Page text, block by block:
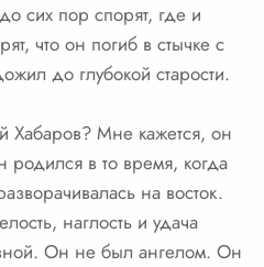
сих пор спорят, где и
что он погиб в стычке с
до глубокой старости.
Хабаров? Мне кажется, он
в то время, когда
на восток.
наглость и удача
Он не был ангелом. Он